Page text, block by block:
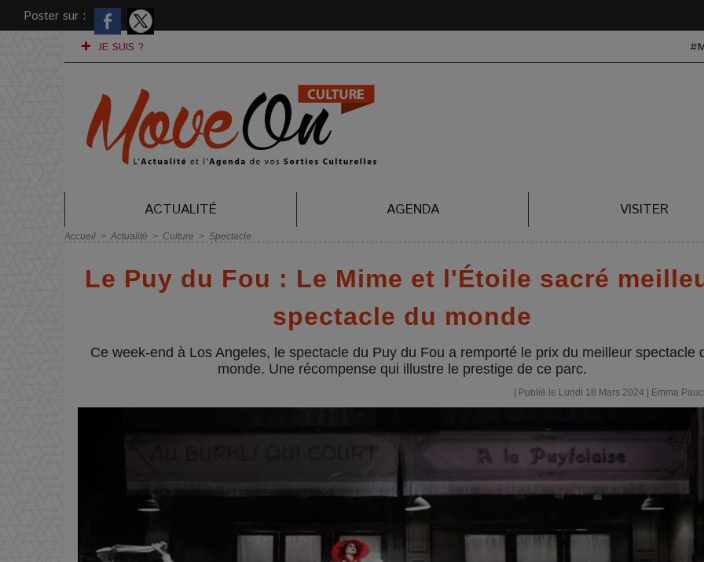
Poster sur :
JE SUIS ?
ACTUALITÉ AGENDA VISITER
Accueil > Actualité > Culture > Spectacle
Le Puy du Fou : Le Mime et l'Étoile sacré
spectacle du monde
Ce week-end à Los Angeles, le spectacle du Puy du Fou a remporté le prix du meilleur spectacle
monde. Une récompense qui illustre le prestige de ce parc.
| Publié le Lundi 18 Mars 2024 | Emma